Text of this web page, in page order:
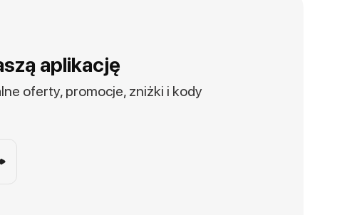
aplikację
oferty, promocje, zniżki i kody